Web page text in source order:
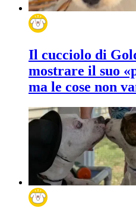
Il cucciolo di
mostrare il suo
ma le cose non